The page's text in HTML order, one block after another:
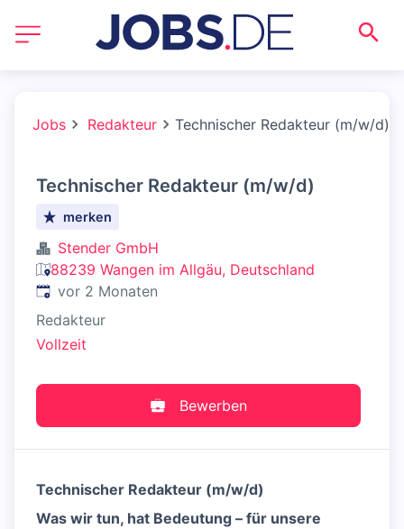
Jobs Redakteur Technischer Redakteur (m/w/d)
Technischer Redakteur (m/w/d)
merken
Stender GmbH
88239 Wangen im Allgäu, Deutschland
Veröffentlicht:
vor 2 Monaten
Redakteur
Vollzeit
Bewerben
Technischer Redakteur (m/w/d)
Was wir tun, hat Bedeutung – für unsere